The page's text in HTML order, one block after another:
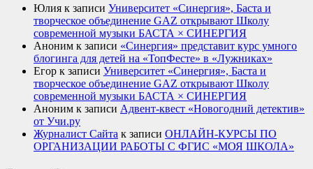
Юлия к записи Университет «Синергия», Баста и
творческое объединение GAZ открывают Школу
современной музыки БАСТА × СИНЕРГИЯ
Аноним к записи «Синергия» представит курс умного
блогинга для детей на «ТопФесте» в «Лужниках»
Егор к записи Университет «Синергия», Баста и
творческое объединение GAZ открывают Школу
современной музыки БАСТА × СИНЕРГИЯ
Аноним к записи Адвент-квест «Новогодний детектив»
от Учи.ру
Журналист Сайта к записи ОНЛАЙН-КУРСЫ ПО
ОРГАНИЗАЦИИ РАБОТЫ С ФГИС «МОЯ ШКОЛА»